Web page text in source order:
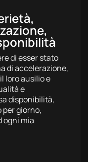
di esser stato
di accelerazione,
loro ausilio e
e
disponibilità,
giorno,
ogni mia